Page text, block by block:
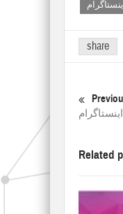
share
Related